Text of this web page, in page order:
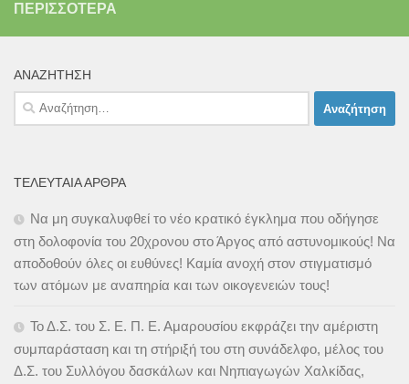
ΠΕΡΙΣΣΌΤΕΡΑ
ΑΝΑΖΉΤΗΣΗ
Αναζήτηση
για:
ΤΕΛΕΥΤΑΊΑ ΆΡΘΡΑ
Να μη συγκαλυφθεί το νέο κρατικό έγκλημα που οδήγησε
στη δολοφονία του 20χρονου στο Άργος από αστυνομικούς! Να
αποδοθούν όλες οι ευθύνες! Καμία ανοχή στον στιγματισμό
των ατόμων με αναπηρία και των οικογενειών τους!
Το Δ.Σ. του Σ. Ε. Π. Ε. Αμαρουσίου εκφράζει την αμέριστη
συμπαράσταση και τη στήριξή του στη συνάδελφο, μέλος του
Δ.Σ. του Συλλόγου δασκάλων και Νηπιαγωγών Χαλκίδας,